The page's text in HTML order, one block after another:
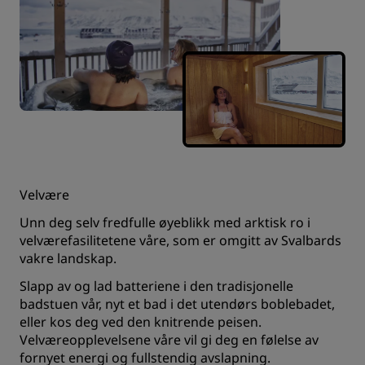
Velvære
Unn deg selv fredfulle øyeblikk med arktisk ro i
velværefasilitetene våre, som er omgitt av Svalbards
vakre landskap.
Slapp av og lad batteriene i den tradisjonelle
badstuen vår, nyt et bad i det utendørs boblebadet,
eller kos deg ved den knitrende peisen.
Velværeopplevelsene våre vil gi deg en følelse av
fornyet energi og fullstendig avslapning.